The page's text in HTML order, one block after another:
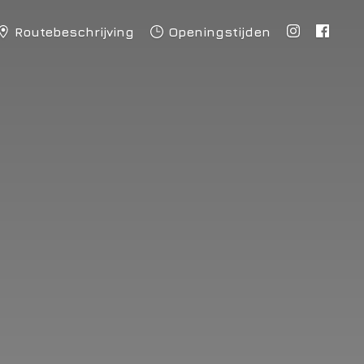
Routebeschrijving Openingstijden